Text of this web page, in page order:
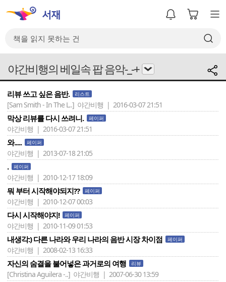
야간비행의 베일속 팝 음악-_-+
리뷰 쓰고 싶은 음반. 리스트
[Sam Smith - In The L..] 야간비행 | 2016-03-07 21:51
막상 리뷰를 다시 쓰려니. 페이퍼
야간비행 | 2016-03-07 21:51
와..... 페이퍼
야간비행 | 2013-07-18 21:05
. 페이퍼
야간비행 | 2010-12-17 18:09
뭐 부터 시작해야되지?? 페이퍼
야간비행 | 2010-12-07 00:03
다시 시작해야지! 페이퍼
야간비행 | 2010-11-09 01:53
내생각:) 다른 나라와 우리 나라의 음반 시장 차이점 페이퍼
야간비행 | 2008-02-13 16:33
자신의 숨결을 불어넣은 과거로의 여행 리뷰
[Christina Aguilera -..] 야간비행 | 2007-06-30 13:59